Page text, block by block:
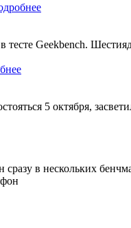
тесте Geekbench.
5 октября,
в нескольких